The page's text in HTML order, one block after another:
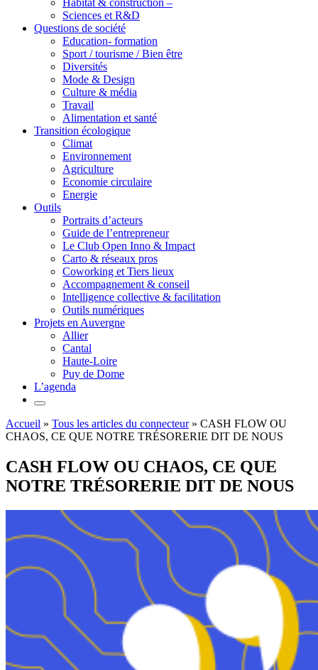
Habitat & construction –
Sciences et R&D
Questions de société
Education- formation
Sport / tourisme / Bien être
Diversités
Mode & Design
Culture & média
Travail
Alimentation et santé
Transition écologique
Climat
Environnement
Agriculture
Economie circulaire
Energie
Outils
Portraits d’acteurs
Guide de l’entrepreneur
Le Club Open Inno & Impact
Carto & réseaux pros
Coworking et Tiers lieux
Accompagnement & conseil
Intelligence collective & facilitation
Outils numériques
Projets en Auvergne
Allier
Cantal
Haute-Loire
Puy de Dome
L’agenda
Accueil » Tous les articles du connecteur» CASH FLOW OU
CHAOS, CE QUE NOTRE TRÉSORERIE DIT DE NOUS
CASH FLOW OU CHAOS, CE QUE
NOTRE TRÉSORERIE DIT DE NOUS